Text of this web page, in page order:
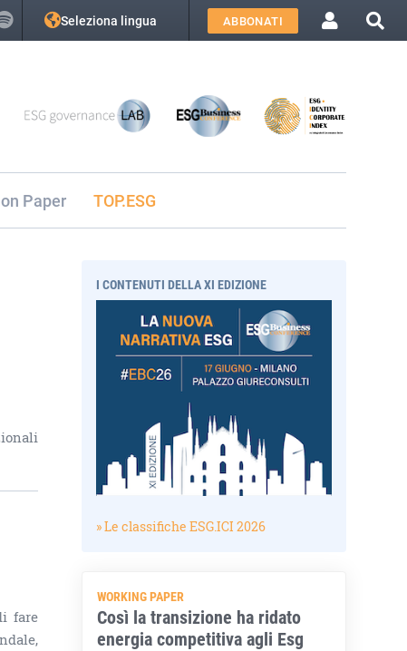
Seleziona lingua ABBONATI
Paper TOP.ESG
fare
I CONTENUTI DELLA XI EDIZIONE
» Le classifiche ESG.ICI 2026
WORKING PAPER
Così la transizione ha ridato
energia competitiva agli Esg